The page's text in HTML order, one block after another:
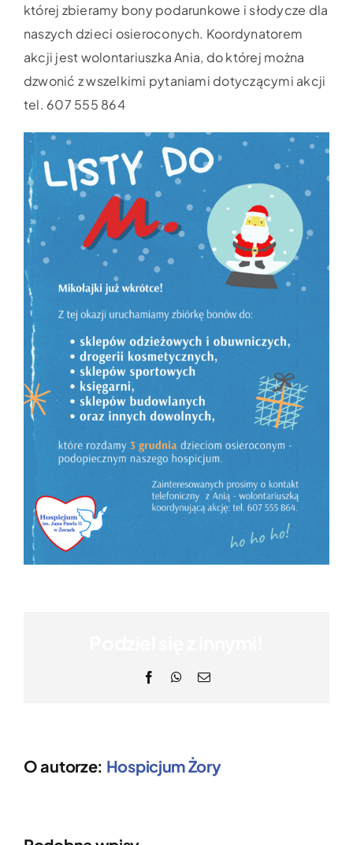
której zbieramy bony podarunkowe i słodycze dla
naszych dzieci osieroconych. Koordynatorem
akcji jest wolontariuszka Ania, do której można
dzwonić z wszelkimi pytaniami dotyczącymi akcji
tel. 607 555 864
FacebookWhatsApp
Email
O autorze: Hospicjum Żory